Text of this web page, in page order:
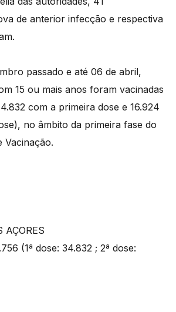
de anterior infecção e respectiva
passado e até 06 de abril,
15 ou mais anos foram vacinadas
com a primeira dose e 16.924
no âmbito da primeira fase do
Vacinação.
AÇORES
(1ª dose: 34.832 ; 2ª dose: